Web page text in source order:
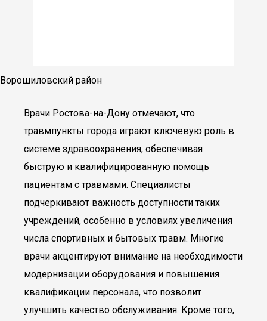
Ворошиловский район
Врачи Ростова-на-Дону отмечают, что
травмпункты города играют ключевую роль в
системе здравоохранения, обеспечивая
быструю и квалифицированную помощь
пациентам с травмами. Специалисты
подчеркивают важность доступности таких
учреждений, особенно в условиях увеличения
числа спортивных и бытовых травм. Многие
врачи акцентируют внимание на необходимости
модернизации оборудования и повышения
квалификации персонала, что позволит
улучшить качество обслуживания. Кроме того,